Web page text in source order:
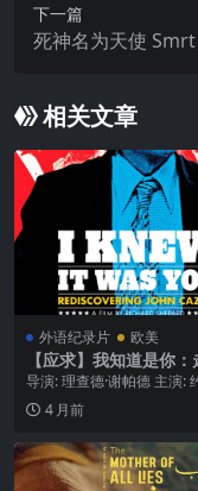
下一篇
死神名为天使
相关文章
外语纪录片 欧美
【应求】我知道是你：
翰·凯泽尔 I Knew It
u: Rediscovering
le (2009)
导演: 理查德·谢帕德 主演:
泽尔 / 史蒂夫·布西密 / 山姆·
4 月前